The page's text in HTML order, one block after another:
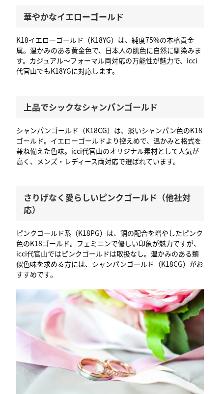
華やかなイエローゴールド
K18イエローゴールド（K18YG）は、純度75%の本格貴金
属。温かみのある黄金色で、日本人の肌色に自然に馴染みま
す。カジュアル〜フォーマル両対応の万能性が魅力で、icci
代官山でもK18YGに対応します。
上品でシックなシャンパンゴールド
シャンパンゴールド（K18CG）は、淡いシャンパン色のK18
ゴールド。イエローゴールドより控えめで、温かみと格式を
兼ね備えた色味。icci代官山のオリジナル素材として人気が
高く、メンズ・レディース両対応で選ばれています。
さりげなく愛らしいピンクゴールド（他社対
応）
ピンクゴールド系（K18PG）は、銅の配合を増やしたピンク
色のK18ゴールド。フェミニンで優しい印象が魅力ですが、
icci代官山ではピンクゴールドは取扱なし。温かみのある類
似色味を求める方には、シャンパンゴールド（K18CG）がお
すすめです。